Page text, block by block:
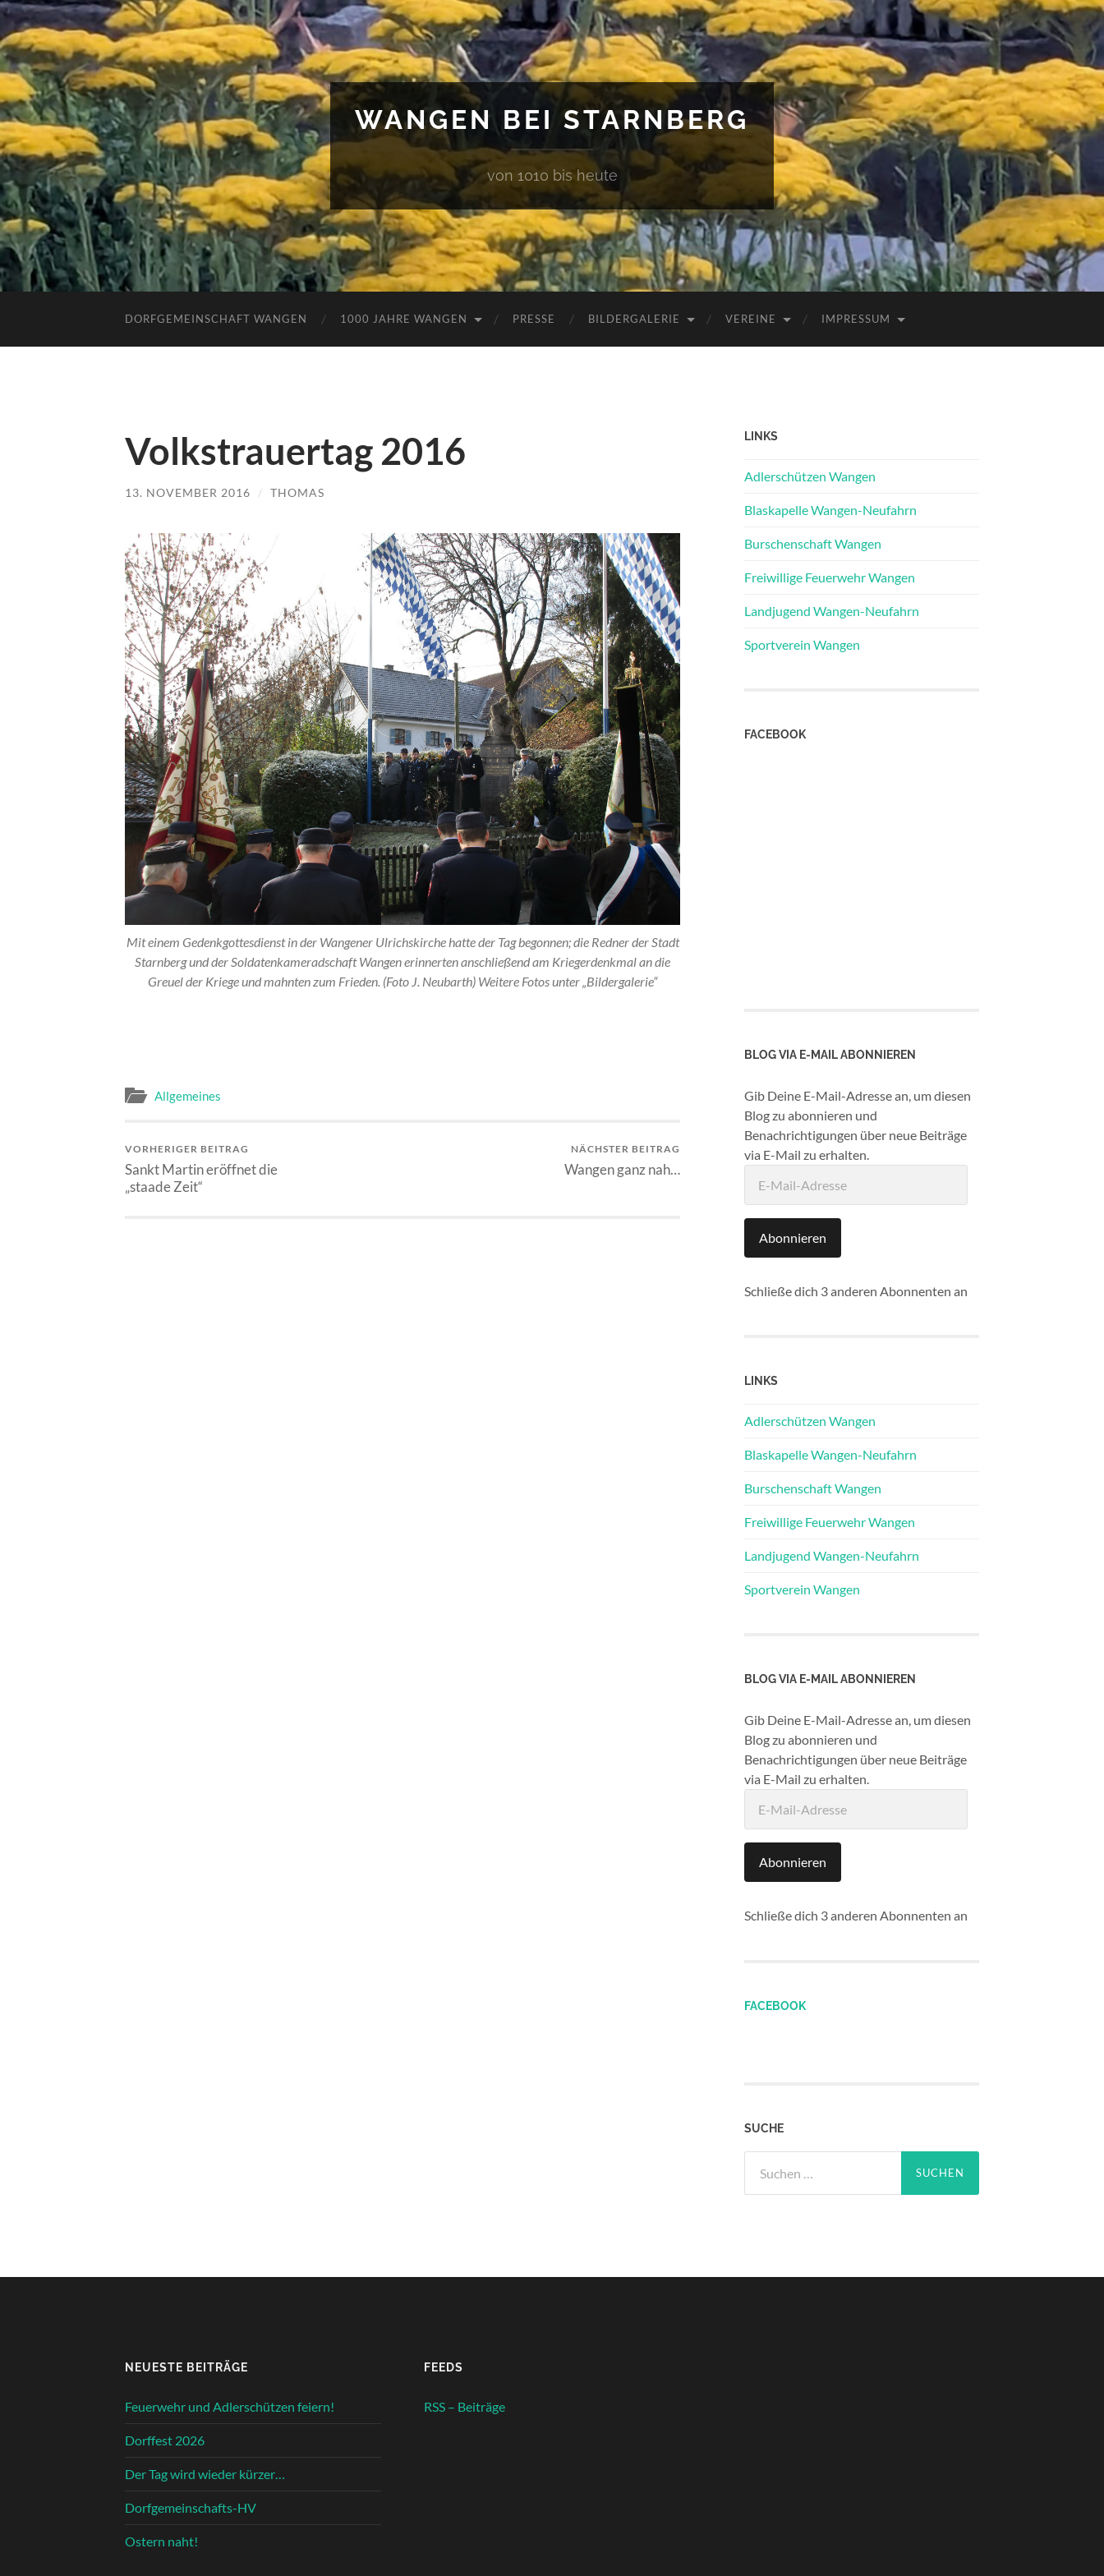
WANGEN BEI STARNBERG
von 1010 bis heute
DORFGEMEINSCHAFT WANGEN 1000 JAHRE WANGEN PRESSE BILDERGALERIE VEREINE IMPRESSUM
Volkstrauertag 2016
13. NOVEMBER 2016 / THOMAS
Mit einem Gedenkgottesdienst in der Wangener Ulrichskirche hatte der Tag begonnen; die Redner der Stadt
Starnberg und der Soldatenkameradschaft Wangen erinnerten anschließend am Kriegerdenkmal an die
Greuel der Kriege und mahnten zum Frieden. (Foto J. Neubarth) Weitere Fotos unter „Bildergalerie“
Allgemeines
VORHERIGER BEITRAG
Sankt Martin eröffnet die
„staade Zeit“
NÄCHSTER BEITRAG
Wangen ganz nah…
LINKS
Adlerschützen Wangen
Blaskapelle Wangen-Neufahrn
Burschenschaft Wangen
Freiwillige Feuerwehr Wangen
Landjugend Wangen-Neufahrn
Sportverein Wangen
FACEBOOK
BLOG VIA E-MAIL ABONNIEREN
Gib Deine E-Mail-Adresse an, um diesen
Blog zu abonnieren und
Benachrichtigungen über neue Beiträge
via E-Mail zu erhalten.
Mail-
Abonnieren
Schließe dich 3 anderen Abonnenten an
LINKS
Adlerschützen Wangen
Blaskapelle Wangen-Neufahrn
Burschenschaft Wangen
Freiwillige Feuerwehr Wangen
Landjugend Wangen-Neufahrn
Sportverein Wangen
BLOG VIA E-MAIL ABONNIEREN
Gib Deine E-Mail-Adresse an, um diesen
Blog zu abonnieren und
Benachrichtigungen über neue Beiträge
via E-Mail zu erhalten.
Mail-
Abonnieren
Schließe dich 3 anderen Abonnenten an
FACEBOOK
SUCHE
nach:
NEUESTE BEITRÄGE
Feuerwehr und Adlerschützen feiern!
Dorffest 2026
Der Tag wird wieder kürzer…
Dorfgemeinschafts-HV
Ostern naht!
FEEDS
RSS – Beiträge